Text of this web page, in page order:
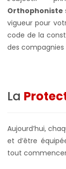
Orthophoniste
vigueur pour
code de la
des compagnies
La
Aujourd’hui,
et d’être
tout